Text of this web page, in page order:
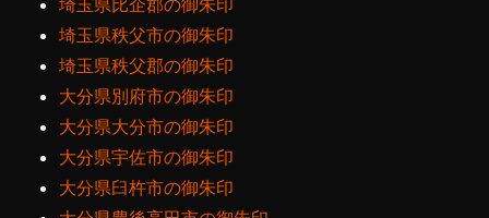
埼玉県比企郡の御朱印
埼玉県秩父市の御朱印
埼玉県秩父郡の御朱印
大分県別府市の御朱印
大分県大分市の御朱印
大分県宇佐市の御朱印
大分県臼杵市の御朱印